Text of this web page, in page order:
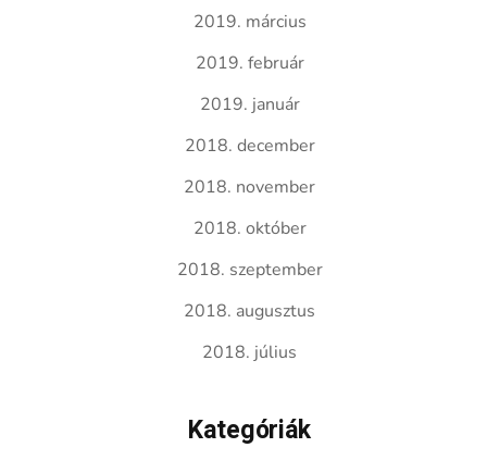
2019. március
2019. február
2019. január
2018. december
2018. november
2018. október
2018. szeptember
2018. augusztus
2018. július
Kategóriák